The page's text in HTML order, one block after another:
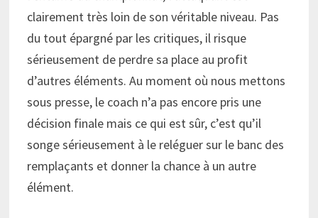
clairement très loin de son véritable niveau. Pas
du tout épargné par les critiques, il risque
sérieusement de perdre sa place au profit
d’autres éléments. Au moment où nous mettons
sous presse, le coach n’a pas encore pris une
décision finale mais ce qui est sûr, c’est qu’il
songe sérieusement à le reléguer sur le banc des
remplaçants et donner la chance à un autre
élément.